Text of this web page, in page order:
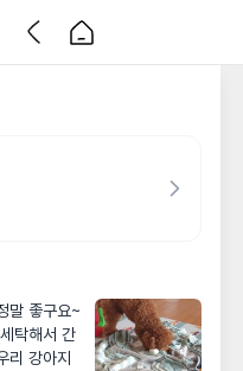
말 좋구요~
탁해서 간
리 강아지